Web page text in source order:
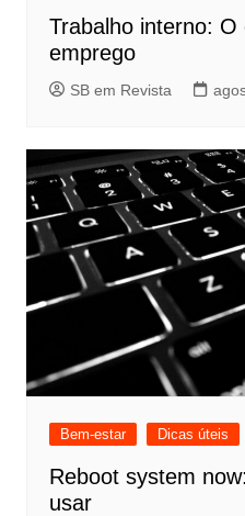
Trabalho interno: O
emprego
SB em Revista
Bem-estar Dicas úteis
Reboot system
usar